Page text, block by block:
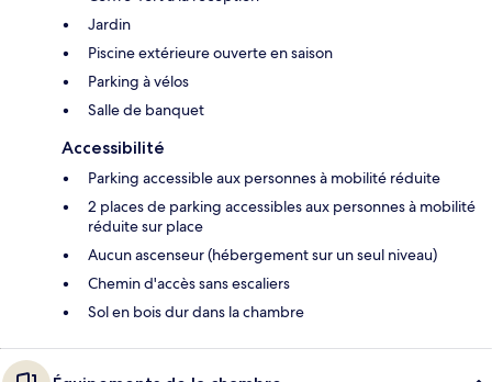
Jardin
Piscine extérieure ouverte en saison
Parking à vélos
Salle de banquet
Accessibilité
Parking accessible aux personnes à mobilité réduite
2 places de parking accessibles aux personnes à mobilité
réduite sur place
Aucun ascenseur (hébergement sur un seul niveau)
Chemin d'accès sans escaliers
Sol en bois dur dans la chambre